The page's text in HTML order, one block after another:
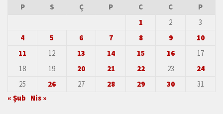
P
S Ç P C C
P
1
2
3
4
5 6 7 8 9
10
11
12 13 14 15 16
17
18
19 20 21 22 23
24
25
26 27 28 29 30
31
« Şub Nis »